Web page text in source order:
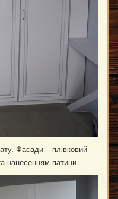
Фасади – плівковий
нанесенням патини.